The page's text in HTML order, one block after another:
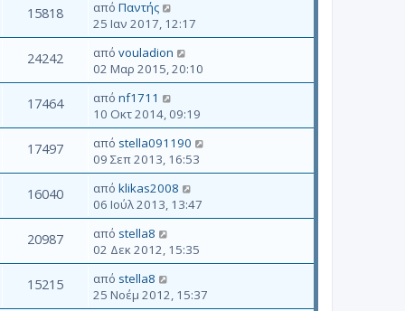
15818 από Παντής
25 Ιαν 2017, 12:17
24242 από vouladion
02 Μαρ 2015, 20:10
17464 από nf1711
10 Οκτ 2014, 09:19
17497 από stella091190
09 Σεπ 2013, 16:53
16040 από klikas2008
06 Ιούλ 2013, 13:47
20987 από stella8
02 Δεκ 2012, 15:35
15215 από stella8
25 Νοέμ 2012, 15:37